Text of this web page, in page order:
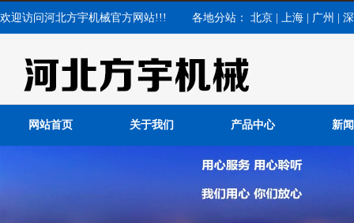
欢迎访问河北方宇机械官方网站!!! 各地分站： 北京 上海 广州
网站首页 关于我们 产品中心 新